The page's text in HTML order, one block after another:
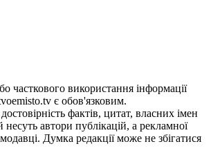
часткового використання iнформацiї
є обов'язковим.
фактів, цитат, власних імен
несуть автори публікацій, а рекламної
Думка редакцiї може не збiгатися